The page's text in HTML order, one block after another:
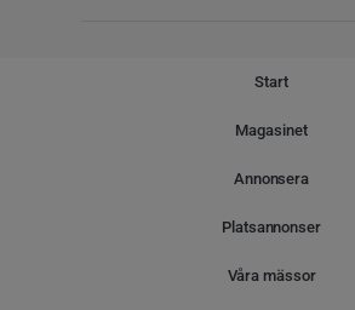
Start
Magasinet
Annonsera
Platsannonser
Våra mässor